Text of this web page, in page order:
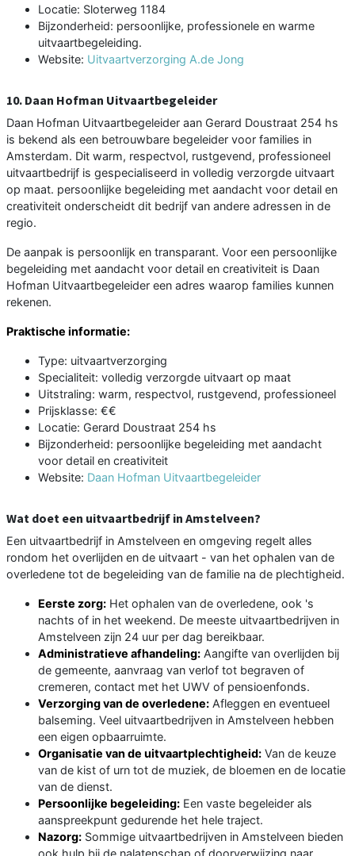
Locatie: Sloterweg 1184
Bijzonderheid: persoonlijke, professionele en warme
uitvaartbegeleiding.
Website: Uitvaartverzorging A.de Jong
10. Daan Hofman Uitvaartbegeleider
Daan Hofman Uitvaartbegeleider aan Gerard Doustraat 254 hs
is bekend als een betrouwbare begeleider voor families in
Amsterdam. Dit warm, respectvol, rustgevend, professioneel
uitvaartbedrijf is gespecialiseerd in volledig verzorgde uitvaart
op maat. persoonlijke begeleiding met aandacht voor detail en
creativiteit onderscheidt dit bedrijf van andere adressen in de
regio.
De aanpak is persoonlijk en transparant. Voor een persoonlijke
begeleiding met aandacht voor detail en creativiteit is Daan
Hofman Uitvaartbegeleider een adres waarop families kunnen
rekenen.
Praktische informatie:
Type: uitvaartverzorging
Specialiteit: volledig verzorgde uitvaart op maat
Uitstraling: warm, respectvol, rustgevend, professioneel
Prijsklasse: €€
Locatie: Gerard Doustraat 254 hs
Bijzonderheid: persoonlijke begeleiding met aandacht
voor detail en creativiteit
Website: Daan Hofman Uitvaartbegeleider
Wat doet een uitvaartbedrijf in Amstelveen?
Een uitvaartbedrijf in Amstelveen en omgeving regelt alles
rondom het overlijden en de uitvaart - van het ophalen van de
overledene tot de begeleiding van de familie na de plechtigheid.
Eerste zorg: Het ophalen van de overledene, ook 's
nachts of in het weekend. De meeste uitvaartbedrijven in
Amstelveen zijn 24 uur per dag bereikbaar.
Administratieve afhandeling: Aangifte van overlijden bij
de gemeente, aanvraag van verlof tot begraven of
cremeren, contact met het UWV of pensioenfonds.
Verzorging van de overledene: Afleggen en eventueel
balseming. Veel uitvaartbedrijven in Amstelveen hebben
een eigen opbaarruimte.
Organisatie van de uitvaartplechtigheid: Van de keuze
van de kist of urn tot de muziek, de bloemen en de locatie
van de dienst.
Persoonlijke begeleiding: Een vaste begeleider als
aanspreekpunt gedurende het hele traject.
Nazorg: Sommige uitvaartbedrijven in Amstelveen bieden
ook hulp bij de nalatenschap of doorverwijzing naar